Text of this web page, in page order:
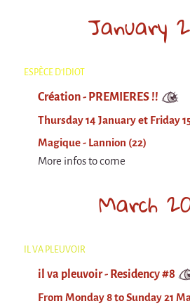
The approach
and Bretagne
Argentina & Chile
Travel diaries
Galapiat's Travels Blog
January
ESPÈCE D'IDIOT
Création - PREMIERES !!
Thursday 14 January et Friday
Magique - Lannion (22)
More infos to come
March
IL VA PLEUVOIR
il va pleuvoir - Residency #8
From Monday 8 to Sunday 21